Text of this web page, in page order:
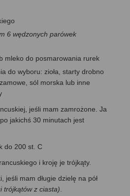
6 wędzonych parówek
mleko do posmarowania rurek
do wyboru: zioła, starty drobno
sól morska lub inne
jeśli mam zamrożone. Ja
jakichś 30 minutach jest
do 200 st. C
i kroję je trójkąty.
jeśli mam długie dzielę na pół
trójkątów z ciasta)